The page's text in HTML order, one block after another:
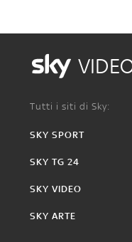
Tutti i siti di Sky:
SKY SPORT
SKY TG 24
SKY VIDEO
SKY ARTE